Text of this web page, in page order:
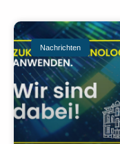
Nachrichten